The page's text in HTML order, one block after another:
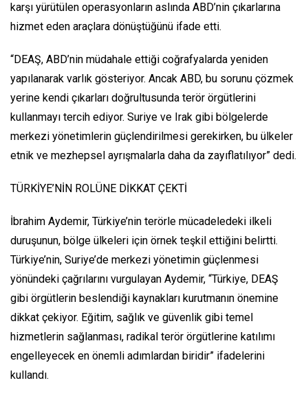
karşı yürütülen operasyonların aslında ABD’nin çıkarlarına
hizmet eden araçlara dönüştüğünü ifade etti.
“DEAŞ, ABD’nin müdahale ettiği coğrafyalarda yeniden
yapılanarak varlık gösteriyor. Ancak ABD, bu sorunu çözmek
yerine kendi çıkarları doğrultusunda terör örgütlerini
kullanmayı tercih ediyor. Suriye ve Irak gibi bölgelerde
merkezi yönetimlerin güçlendirilmesi gerekirken, bu ülkeler
etnik ve mezhepsel ayrışmalarla daha da zayıflatılıyor” dedi.
TÜRKİYE’NİN ROLÜNE DİKKAT ÇEKTİ
İbrahim Aydemir, Türkiye’nin terörle mücadeledeki ilkeli
duruşunun, bölge ülkeleri için örnek teşkil ettiğini belirtti.
Türkiye’nin, Suriye’de merkezi yönetimin güçlenmesi
yönündeki çağrılarını vurgulayan Aydemir, “Türkiye, DEAŞ
gibi örgütlerin beslendiği kaynakları kurutmanın önemine
dikkat çekiyor. Eğitim, sağlık ve güvenlik gibi temel
hizmetlerin sağlanması, radikal terör örgütlerine katılımı
engelleyecek en önemli adımlardan biridir” ifadelerini
kullandı.